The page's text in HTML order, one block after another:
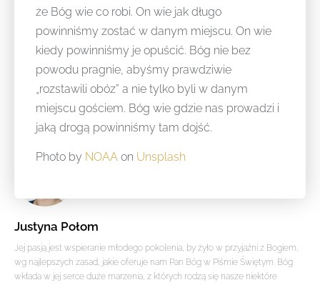
Justyna Połom
Jej pasją jest wspieranie młodego pokolenia, by żyło w przyjaźni z Bogiem,
wg najlepszych zasad, jakie oferuje nam Pan Bóg w Piśmie Świętym. Bóg
wkłada w jej serce duże marzenia, z których rodzą się nasze niektóre
że Bóg wie co robi. On wie jak długo
powinniśmy zostać w danym miejscu. On wie
kiedy powinniśmy je opuścić. Bóg nie bez
powodu pragnie, abyśmy prawdziwie
„rozstawili obóz” a nie tylko byli w danym
miejscu gościem. Bóg wie gdzie nas prowadzi i
jaką drogą powinniśmy tam dojść.
Photo by NOAA on Unsplash